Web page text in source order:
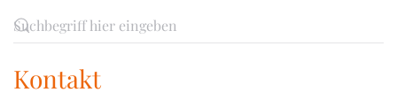
Kontakt